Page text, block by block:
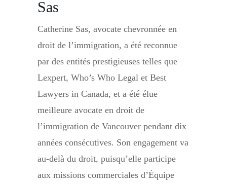
Sas
Catherine Sas, avocate chevronnée en
droit de l’immigration, a été reconnue
par des entités prestigieuses telles que
Lexpert, Who’s Who Legal et Best
Lawyers in Canada, et a été élue
meilleure avocate en droit de
l’immigration de Vancouver pendant dix
années consécutives. Son engagement va
au-delà du droit, puisqu’elle participe
aux missions commerciales d’Équipe